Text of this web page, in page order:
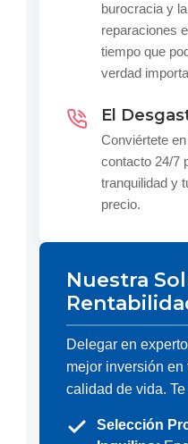
burocracia y
reparaciones
tiempo que
verdad
El
Conviértete
contacto 24/7
tranquilidad y
precio.
Nuestra
Delegar en
mejor inversión en
calidad de vida.
Selección